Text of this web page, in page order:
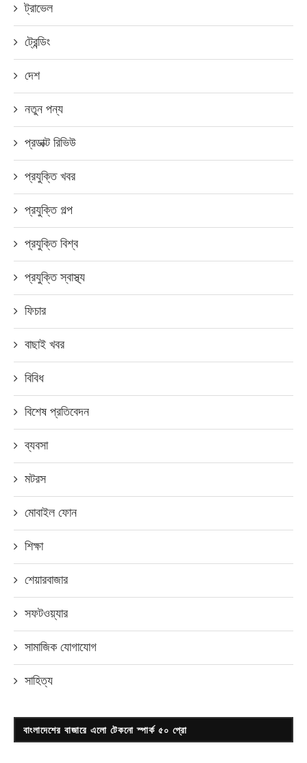
ট্রাভেল
ট্রেন্ডিং
দেশ
নতুন পন্য
প্রডাক্ট রিভিউ
প্রযুক্তি খবর
প্রযুক্তি গল্প
প্রযুক্তি বিশ্ব
প্রযুক্তি স্বাস্থ্য
ফিচার
বাছাই খবর
বিবিধ
বিশেষ প্রতিবেদন
ব্যবসা
মটরস
মোবাইল ফোন
শিক্ষা
শেয়ারবাজার
সফটওয়্যার
সামাজিক যোগাযোগ
সাহিত্য
বাংলাদেশের বাজারে এলো টেকনো স্পার্ক ৫০ প্রো